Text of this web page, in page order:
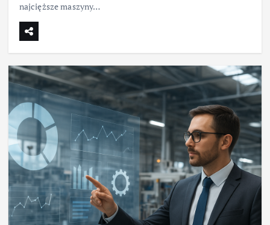
najcięższe maszyny…